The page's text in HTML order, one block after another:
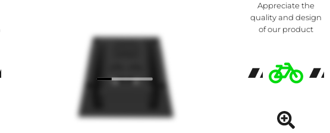
Appreciate the
quality and design
of our product